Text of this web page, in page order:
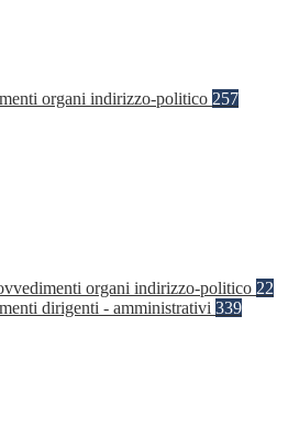
organi indirizzo-politico 257
organi indirizzo-politico 22
dirigenti - amministrativi 339